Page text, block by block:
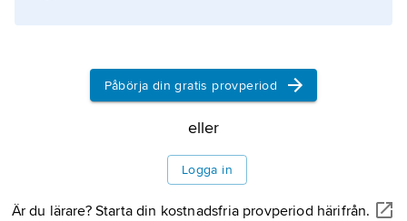
Påbörja din gratis provperiod
eller
Logga in
Är du lärare? Starta din kostnadsfria provperiod härifrån.